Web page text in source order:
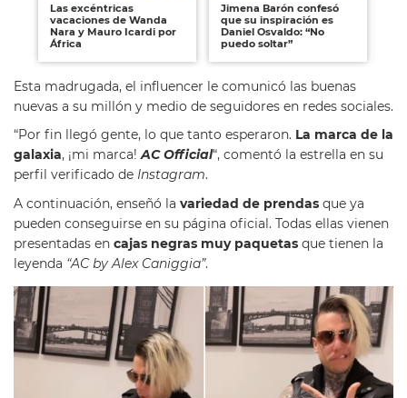
Las excéntricas
vacaciones de Wanda
Nara y Mauro Icardi por
África
Jimena Barón confesó
que su inspiración es
Daniel Osvaldo: “No
puedo soltar”
Esta madrugada, el influencer le comunicó las buenas
nuevas a su millón y medio de seguidores en redes sociales.
“Por fin llegó gente, lo que tanto esperaron. La marca de la
galaxia, ¡mi marca!AC Official“, comentó la estrella en su
perfil verificado de Instagram.
A continuación, enseñó la variedad de prendas que ya
pueden conseguirse en su página oficial. Todas ellas vienen
presentadas en cajas negras muy paquetas que tienen la
leyenda “AC by Alex Caniggia”.